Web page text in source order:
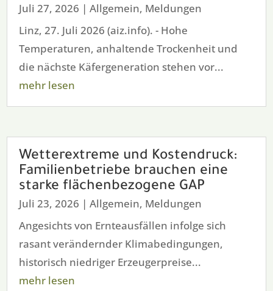
Juli 27, 2026 |Allgemein, Meldungen
Linz, 27. Juli 2026 (aiz.info). - Hohe
Temperaturen, anhaltende Trockenheit und
die nächste Käfergeneration stehen vor...
mehr lesen
Wetterextreme und Kostendruck:
Familienbetriebe brauchen eine
starke flächenbezogene GAP
Juli 23, 2026 |Allgemein, Meldungen
Angesichts von Ernteausfällen infolge sich
rasant verändernder Klimabedingungen,
historisch niedriger Erzeugerpreise...
mehr lesen